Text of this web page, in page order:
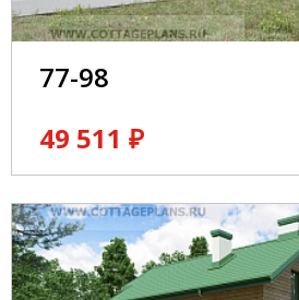
77-98
49 511 ₽